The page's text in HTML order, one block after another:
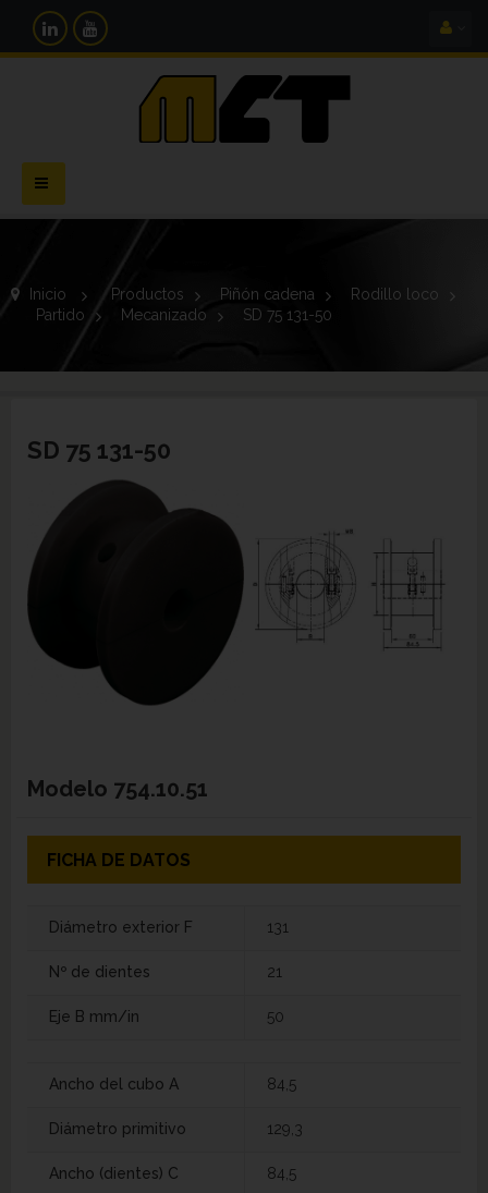
Navegación
Toggle
Inicio > Productos > Piñón cadena >
Rodillo loco
Partido > Mecanizado > SD 75 131-50
SD 75 131-50
Modelo 754.10.51
FICHA DE DATOS
Diámetro exterior F 131
Nº de dientes 21
Eje B mm/in 50
Ancho del cubo A 84,5
Diámetro primitivo 129,3
Ancho (dientes) C 84,5